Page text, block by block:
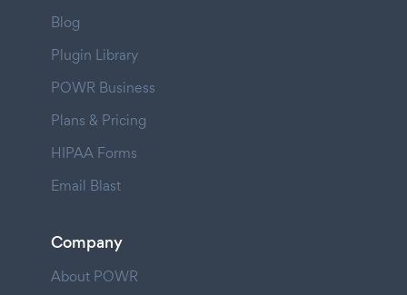
Blog
Plugin Library
POWR Business
Plans & Pricing
HIPAA Forms
Email Blast
Company
About POWR